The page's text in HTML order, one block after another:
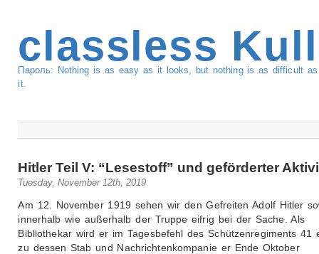
classless
Пароль: Nothing is as easy as it looks, but nothing is as difficult
it.
Hitler Teil V: “Lesestoff” und geförderter
Tuesday, November 12th, 2019
Am 12. November 1919 sehen wir den Gefreiten Adolf Hitler
innerhalb wie außerhalb der Truppe eifrig bei der Sache. Als
Bibliothekar wird er im Tagesbefehl des Schützenregiments 41
zu dessen Stab und Nachrichtenkompanie er Ende Oktober